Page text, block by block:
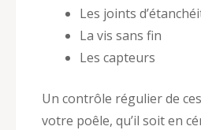
Les joints
La vis sans fin
Les capteurs
Un contrôle régulier de
votre poêle, qu’il soit en